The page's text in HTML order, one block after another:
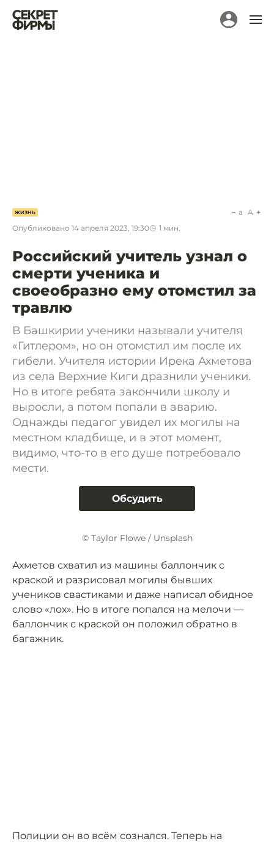
ЖИЗНЬ
Опубликовано 14 апреля 2023, 19:30 1 мин.
a A
Российский учитель узнал о
смерти ученика и
своеобразно ему отомстил за
травлю
В Башкирии ученики называли учителя
«Гитлером», но он отомстил им после их
гибели. Учителя истории Ирека Ахметова
из села Верхние Киги дразнили ученики.
Но в итоге ребята закончили школу и
выросли, а потом попали в аварию.
Однажды педагог увидел их могилы на
местном кладбище, и в этот момент,
видимо, что-то в его душе потребовало
мести.
Обсудить
© Taylor Flowe / Unsplash
Ахметов схватил из машины баллончик с
краской и разрисовал могилы бывших
учеников свастиками и даже написал обидное
слово «лох». Но в итоге попался на мелочи —
баллончик с краской он положил обратно в
багажник.
Полиции он во всём сознался. Теперь на